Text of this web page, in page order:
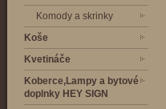
Komody a skrinky
Koše
Kvetináče
Koberce,Lampy a bytové
doplnky HEY SIGN